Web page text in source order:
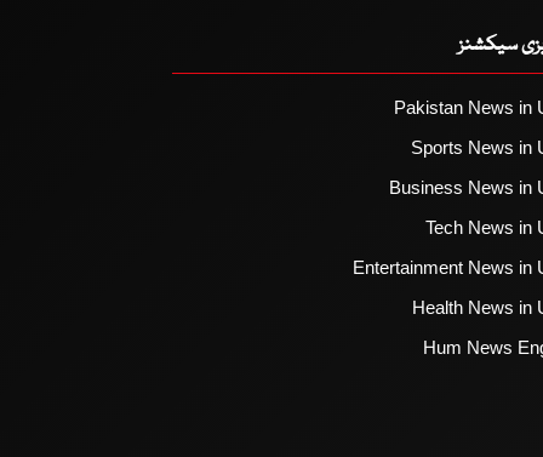
سیکشنز
Pakistan News in
Sports News in
Business News in
Tech News in
Entertainment News in
Health News in
Hum News